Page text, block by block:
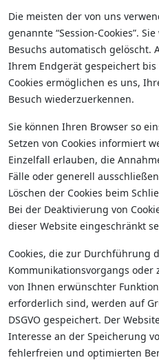
Die meisten der von uns
genannte “Session-Cookies”.
Besuchs automatisch gelöscht.
Ihrem Endgerät gespeichert bis
Cookies ermöglichen es uns,
Besuch wiederzuerkennen.
Sie können Ihren Browser so
Setzen von Cookies informiert
Einzelfall erlauben, die
Fälle oder generell
Löschen der Cookies beim
Bei der Deaktivierung von
dieser Website eingeschränkt
Cookies, die zur Durchführung
Kommunikationsvorgangs
von Ihnen erwünschter
erforderlich sind, werden auf
DSGVO gespeichert. Der
Interesse an der Speicherung
fehlerfreien und optimierten